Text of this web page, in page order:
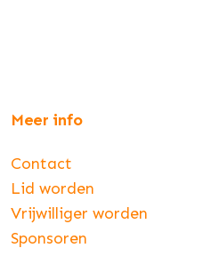
Meer info
Contact
Lid worden
Vrijwilliger worden
Sponsoren